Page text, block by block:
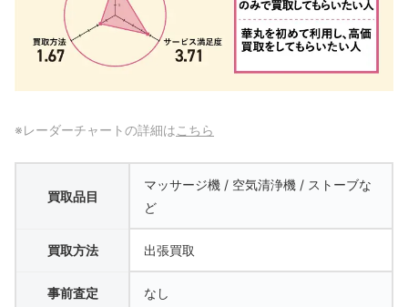
※レーダーチャートの詳細は こちら
買取品目
マッサージ機 / 空気清浄機 / ストーブな
ど
買取方法 出張買取
事前査定 なし